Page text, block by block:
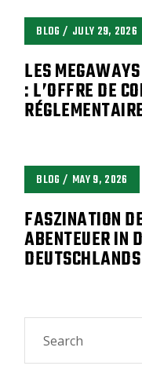
BLOG JULY 29, 2026
LES
: L’OFFRE DE
BLOG MAY 9, 2026
FASZINATION
ABENTEUER IN
DEUTSCHLANDS
Search